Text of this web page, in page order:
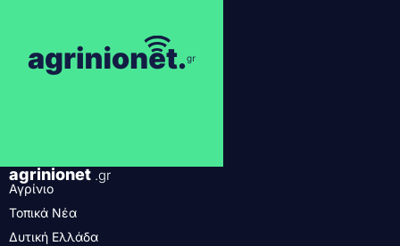
agrinionet .gr
Αγρίνιο
Τοπικά Νέα
Δυτική Ελλάδα